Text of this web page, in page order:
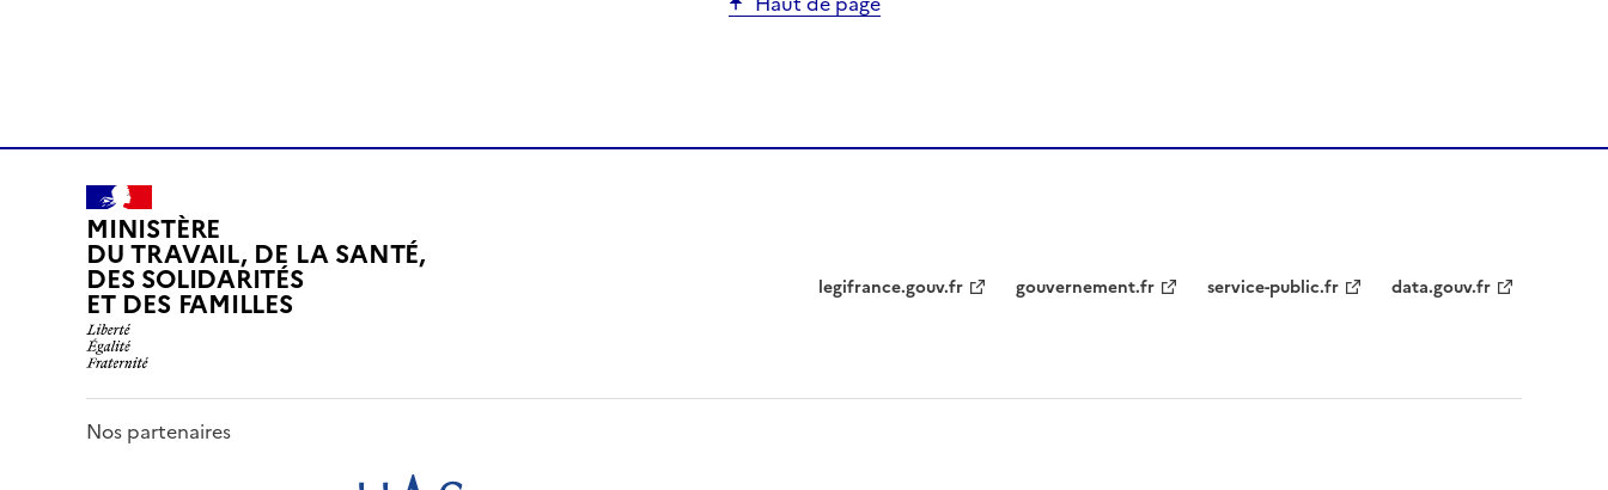
MINISTÈRE
DU TRAVAIL, DE LA SANTÉ,
DES SOLIDARITÉS
ET DES FAMILLES legifrance.gouv.fr gouvernement.fr service-public.fr data.gouv.fr
Nos partenaires